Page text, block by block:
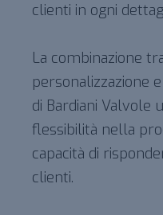
clienti in ogni
La combinazione
personalizzazione
di Bardiani Valvole
flessibilità nella
capacità di
clienti.